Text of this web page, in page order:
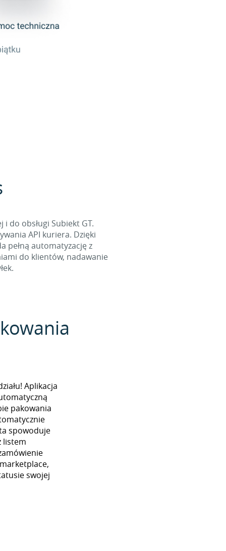
do obsługi Subiekt GT.
API kuriera. Dzięki
pełną automatyzację z
do klientów, nadawanie
Aplikacja
pakowania
spowoduje
listem
swojej